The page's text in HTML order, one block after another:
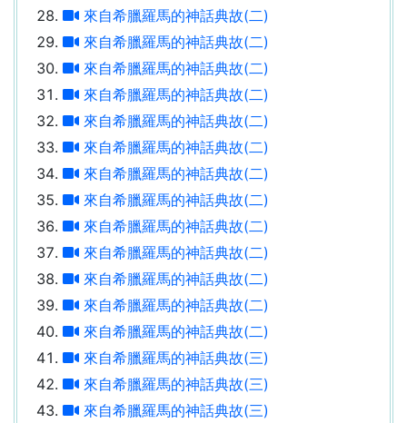
來自希臘羅馬的神話典故(二)
來自希臘羅馬的神話典故(二)
來自希臘羅馬的神話典故(二)
來自希臘羅馬的神話典故(二)
來自希臘羅馬的神話典故(二)
來自希臘羅馬的神話典故(二)
來自希臘羅馬的神話典故(二)
來自希臘羅馬的神話典故(二)
來自希臘羅馬的神話典故(二)
來自希臘羅馬的神話典故(二)
來自希臘羅馬的神話典故(二)
來自希臘羅馬的神話典故(二)
來自希臘羅馬的神話典故(二)
來自希臘羅馬的神話典故(三)
來自希臘羅馬的神話典故(三)
來自希臘羅馬的神話典故(三)